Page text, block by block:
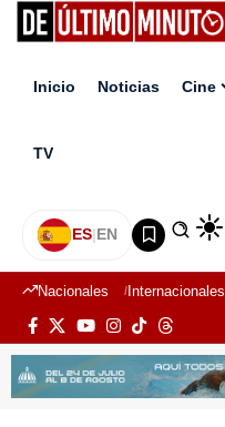
Inicio Noticias Cine
TV
ES|EN
Nacionales Internacionales